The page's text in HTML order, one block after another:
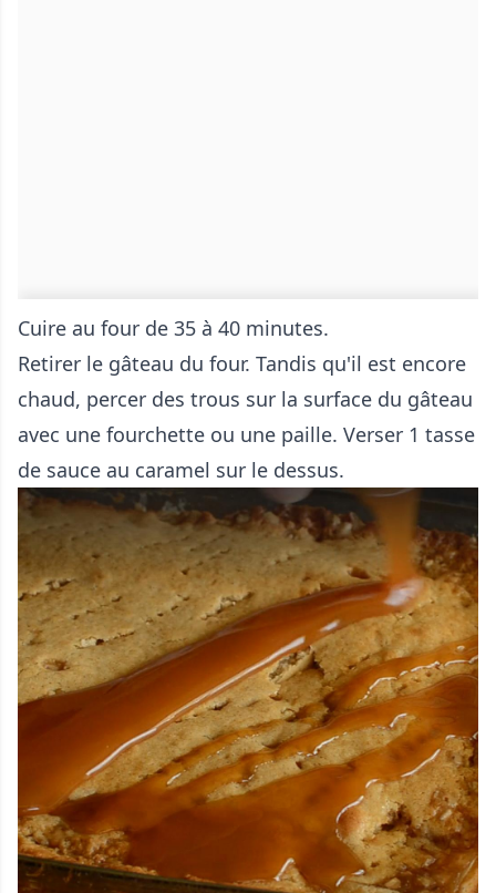
Cuire au four de 35 à 40 minutes.
Retirer le gâteau du four. Tandis qu'il est encore
chaud, percer des trous sur la surface du gâteau
avec une fourchette ou une paille. Verser 1 tasse
de sauce au caramel sur le dessus.